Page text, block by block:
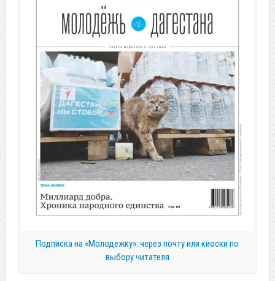
Подписка на «Молодежку»: через почту или киоски по
выбору читателя